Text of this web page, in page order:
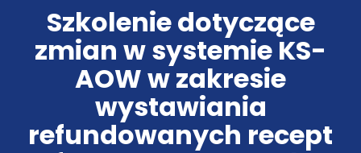
Szkolenie dotyczące
zmian w systemie KS-
AOW w zakresie
wystawiania
refundowanych recept